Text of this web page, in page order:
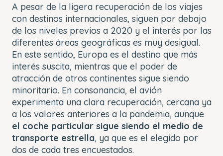
A pesar de la ligera recuperación de los viajes
con destinos internacionales, siguen por debajo
de los niveles previos a 2020 y el interés por las
diferentes áreas geográficas es muy desigual.
En este sentido, Europa es el destino que más
interés suscita, mientras que el poder de
atracción de otros continentes sigue siendo
minoritario. En consonancia, el avión
experimenta una clara recuperación, cercana ya
a los valores anteriores a la pandemia, aunque
el coche particular sigue siendo el medio de
transporte estrella, ya que es el elegido por
dos de cada tres encuestados.